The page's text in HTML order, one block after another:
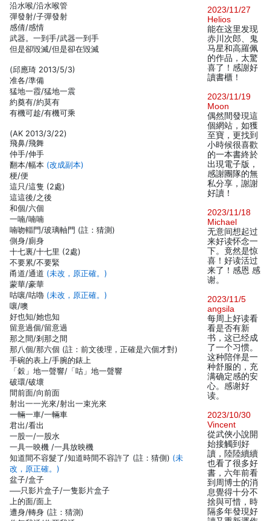
沿水喉/沿水喉管
彈發射/子彈發射
感倩/感情
武器。一到手/武器一到手
但是卻毀滅/但是卻在毀滅
(邱應琦 2013/5/3)
准各/準備
猛地一霞/猛地一震
約奠有/約莫有
有機可趁/有機可乘
(AK 2013/3/22)
飛鼻/飛舞
仲手/伸手
翻本/幅本 (改成副本)
梗/便
這只/這隻 (2處)
這這後/之後
和個/六個
一喃/喃喃
喃吻輜門/玻璃軸門 (註：猜測)
側身/廁身
十七裏/十七里 (2處)
不要累/不要緊
甬道/通道 (未改，原正確。)
蒙華/豪華
咕嚷/咕嚕 (未改，原正確。)
嚷/噢
好也知/她也知
留意過個/留意過
那之間/剎那之間
那八個/那六個 (註：前文後理，正確是六個才對)
手碗的表上/手腕的錶上
「穀」地一聲響/「咕」地一聲響
破環/破壞
間前面/向前面
射出一一光來/射出一束光來
一輛一車/一輛車
君出/看出
一股一/一股水
一具一映機 /一具放映機
知道間不容髮了/知道時間不容許了 (註：猜側) (未
改，原正確。)
盆子/盒子
──只影片盒子/一隻影片盒子
上的面/面上
遭身/轉身 (註：猜測)
2023/11/27
Helios
能在这里发现
赤川次郎、鬼
马星和高羅佩
的作品，太驚
喜了！感謝好
讀書櫃！
2023/11/19
Moon
偶然間發現這
個網站，如獲
至寶，更找到
小時候很喜歡
的一本書終於
出現電子版，
感謝團隊的無
私分享，謝謝
好讀！
2023/11/18
Michael
无意间想起过
来好读怀念一
下。竟然是惊
喜！好读活过
来了！感恩 感
谢。
2023/11/5
angsila
每周上好读看
看是否有新
书，这已经成
了一个习惯。
这种陪伴是一
种舒服的，充
满确定感的安
心。感谢好
读。
2023/10/30
Vincent
從武俠小說開
始接觸到好
讀，陸陸續續
也看了很多好
書，六年前看
到周博士的消
息覺得十分不
捨與可惜，時
隔多年發現好